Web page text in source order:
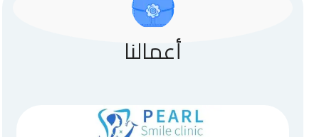
أعمالنا